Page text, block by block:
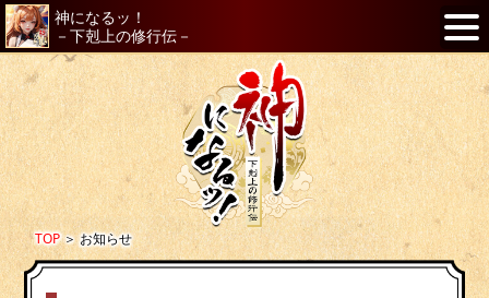
神になるッ！
－下剋上の修行伝－
TOP＞お知らせ